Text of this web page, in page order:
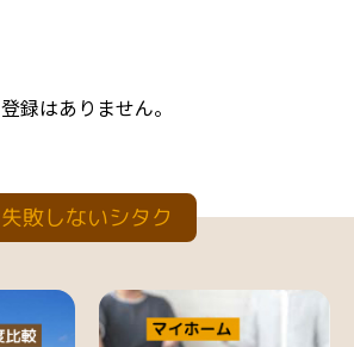
登録はありません。
失敗しないシタク